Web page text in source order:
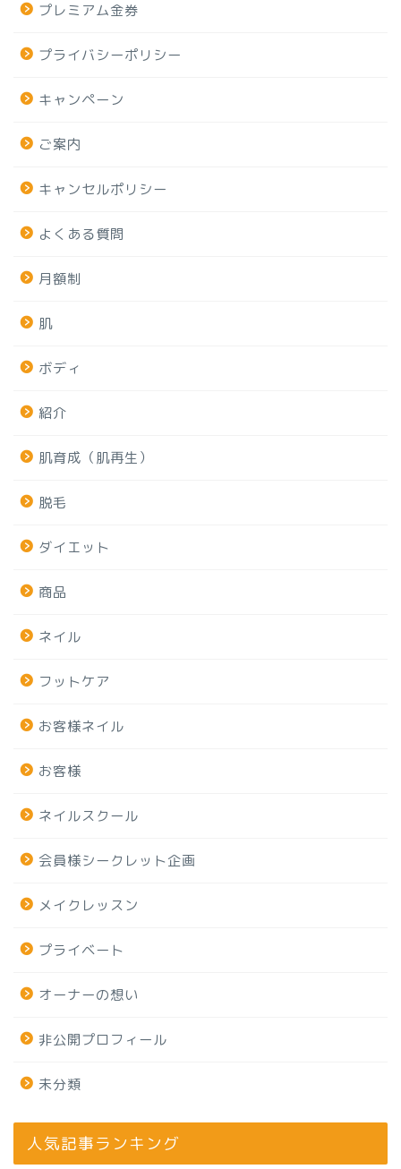
プレミアム金券
プライバシーポリシー
キャンペーン
ご案内
キャンセルポリシー
よくある質問
月額制
肌
ボディ
紹介
肌育成（肌再生）
脱毛
ダイエット
商品
ネイル
フットケア
お客様ネイル
お客様
ネイルスクール
会員様シークレット企画
メイクレッスン
プライベート
オーナーの想い
非公開プロフィール
未分類
人気記事ランキング